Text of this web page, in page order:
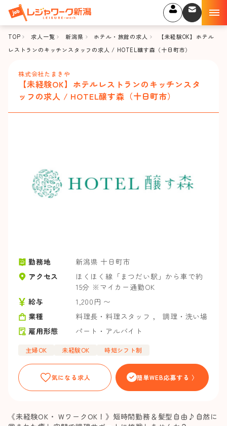
TOP 求人一覧 新潟県 ホテル・旅館の求人
【未経験OK】ホテル
レストランのキッチンスタッフの求人 / HOTEL醸す森（十日町市）
株式会社たまきや
【未経験OK】ホテルレストランのキッチンスタ
ッフの求人 / HOTEL醸す森（十日町市）
勤務地
新潟県 十日町市
アクセス
ほくほく線「まつだい駅」から車で約
15分 ※マイカー通勤OK
給与
1,200円 〜
業種
料理長・料理スタッフ ，
調理・洗い場
雇用形態
パート・アルバイト
主婦OK 未経験OK 時短シフト制
気になる求人 簡単WEB応募する 〉
《未経験OK・ WワークOK！》短時間勤務＆髪型自由♪自然に